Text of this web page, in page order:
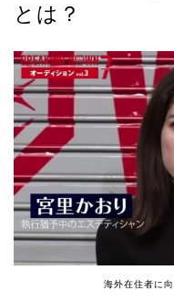
とは？
海外在住者に